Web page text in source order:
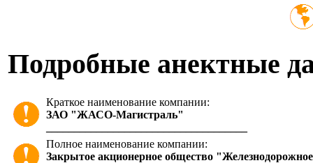
Подробные анектные
Краткое наименование компании:
ЗАО "ЖАСО-Магистраль"
Полное наименование компании:
Закрытое акционерное общество